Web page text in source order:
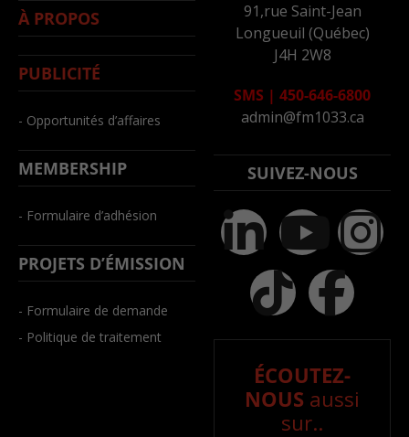
À PROPOS
PUBLICITÉ
- Opportunités d’affaires
MEMBERSHIP
- Formulaire d’adhésion
PROJETS D’ÉMISSION
- Formulaire de demande
- Politique de traitement
91,rue Saint-Jean
Longueuil (Québec)
J4H 2W8
SMS | 450-646-6800
admin@fm1033.ca
SUIVEZ-NOUS
ÉCOUTEZ-
NOUS aussi
sur..